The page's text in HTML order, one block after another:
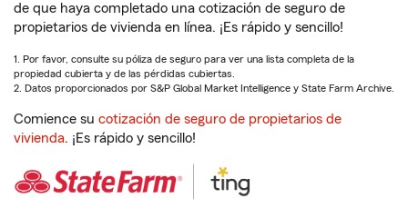
de que haya completado una cotización de seguro de
propietarios de vivienda en línea. ¡Es rápido y sencillo!
1. Por favor, consulte su póliza de seguro para ver una lista completa de la
propiedad cubierta y de las pérdidas cubiertas.
2. Datos proporcionados por S&P Global Market Intelligence y State Farm Archive.
Comience su cotización de seguro de propietarios de
vivienda. ¡Es rápido y sencillo!